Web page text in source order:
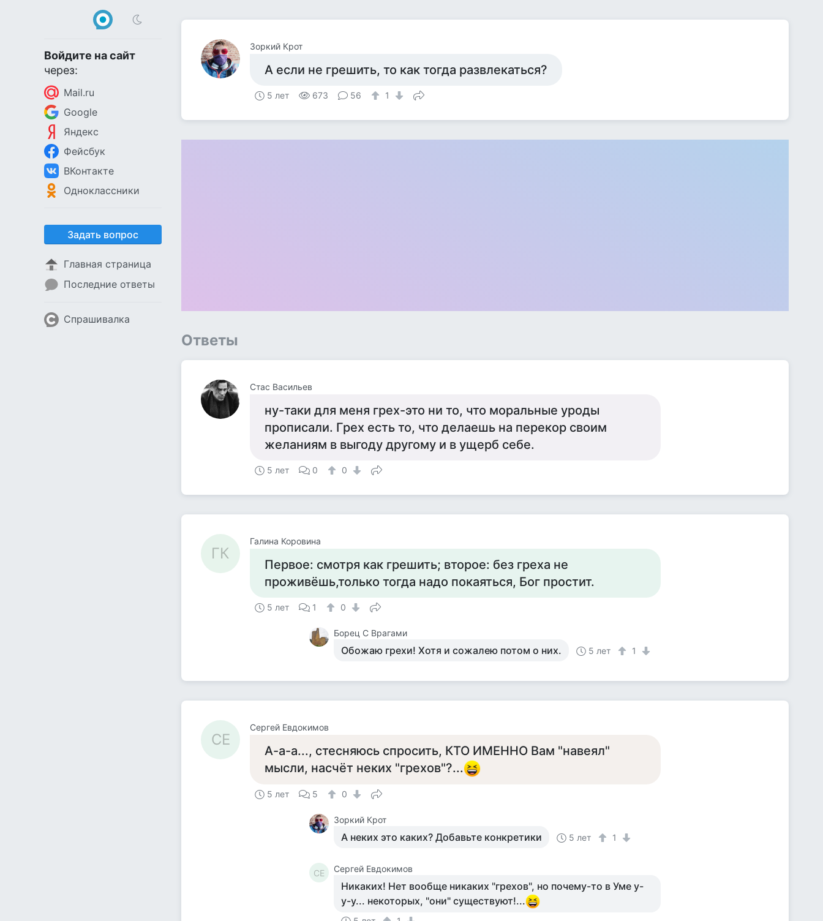
Войдите на сайт
через:
Mail.ru
Google
Яндекс
Фейсбук
ВКонтакте
Одноклассники
Задать вопрос
Главная страница
Последние ответы
Спрашивалка
Зоркий Крот
А если не грешить, то как тогда развлекаться?
5 лет 673 56 1
Ответы
Стас Васильев
ну-таки для меня грех-это ни то, что моральные уроды
прописали. Грех есть то, что делаешь на перекор своим
желаниям в выгоду другому и в ущерб себе.
5 лет 0 0
ГК
Галина Коровина
Первое: смотря как грешить; второе: без греха не
проживёшь,только тогда надо покаяться, Бог простит.
5 лет 1 0
Борец С Врагами
Обожаю грехи! Хотя и сожалею потом о них. 5 лет 1
СЕ
Сергей Евдокимов
А-а-а..., стесняюсь спросить, КТО ИМЕННО Вам "навеял"
мысли, насчёт неких "грехов"?...
5 лет 5 0
Зоркий Крот
А неких это каких? Добавьте конкретики 5 лет 1
СЕ Сергей Евдокимов
Никаких! Нет вообще никаких "грехов", но почему-то в Уме у-
у-у... некоторых, "они" существуют!...